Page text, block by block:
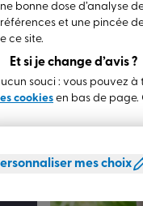
vie au projet
bonne dose d’analyse
et une pincée
ce site.
Et si je change d’avis ?
souci : vous pouvez
cookies en bas de page.
mes choix